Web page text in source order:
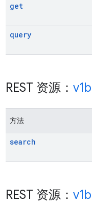
get
query
REST 资源：
方法
search
REST 资源：